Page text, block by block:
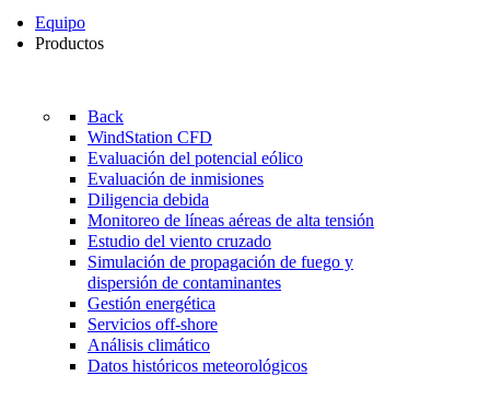
Equipo
Productos
Back
WindStation CFD
Evaluación del potencial eólico
Evaluación de inmisiones
Diligencia debida
Monitoreo de líneas aéreas de alta tensión
Estudio del viento cruzado
Simulación de propagación de fuego y
dispersión de contaminantes
Gestión energética
Servicios off-shore
Análisis climático
Datos históricos meteorológicos